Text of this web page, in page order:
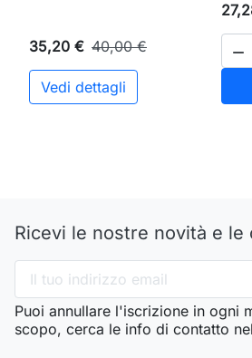
35,20 € 40,00 €
Vedi dettagli

Ricevi le nostre novità e le
Puoi annullare l'iscrizione in ogni
scopo, cerca le info di contatto